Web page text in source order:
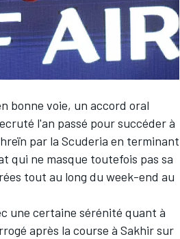
bonne voie, un accord oral
l'an passé pour succéder à
par la Scuderia en terminant
qui ne masque toutefois pas sa
tout au long du week-end au
une certaine sérénité quant à
après la course à Sakhir sur